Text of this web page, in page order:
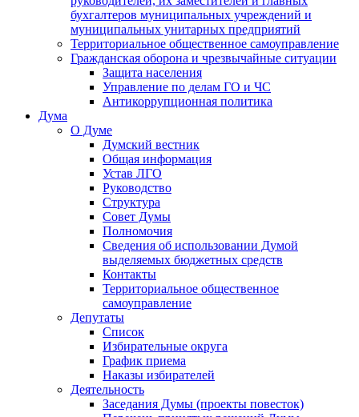
бухгалтеров муниципальных учреждений и
муниципальных унитарных предприятий
Территориальное общественное самоуправление
Гражданская оборона и чрезвычайные ситуации
Защита населения
Управление по делам ГО и ЧС
Антикоррупционная политика
Дума
О Думе
Думский вестник
Общая информация
Устав ЛГО
Руководство
Структура
Совет Думы
Полномочия
Сведения об использовании Думой
выделяемых бюджетных средств
Контакты
Территориальное общественное
самоуправление
Депутаты
Список
Избирательные округа
График приема
Наказы избирателей
Деятельность
Заседания Думы (проекты повесток)